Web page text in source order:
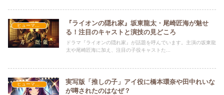
ヒューマン・学園
『ライオンの隠れ家』坂東龍太・尾崎匠海が魅せ
る！注目のキャストと演技の見どころ
ドラマ『ライオンの隠れ家』が話題を呼んでいます。主演の坂東龍
太や尾崎匠海に加え、注目の子役キャストた...
ヒューマン・学園
実写版「推しの子」アイ役に橋本環奈や田中れいな
が噂されたのはなぜ？